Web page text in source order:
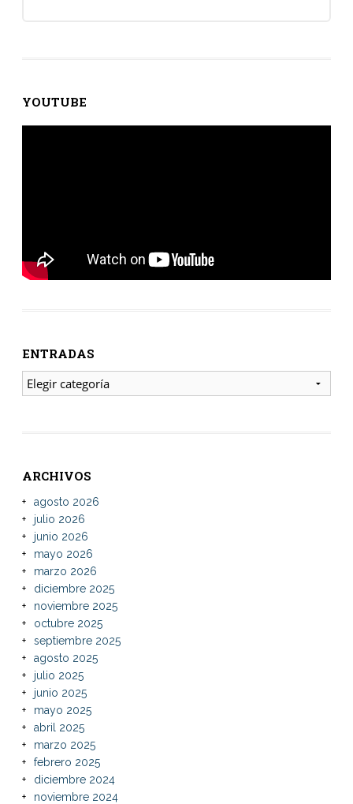
YOUTUBE
ENTRADAS
ENTRADAS
ARCHIVOS
agosto 2026
julio 2026
junio 2026
mayo 2026
marzo 2026
diciembre 2025
noviembre 2025
octubre 2025
septiembre 2025
agosto 2025
julio 2025
junio 2025
mayo 2025
abril 2025
marzo 2025
febrero 2025
diciembre 2024
noviembre 2024